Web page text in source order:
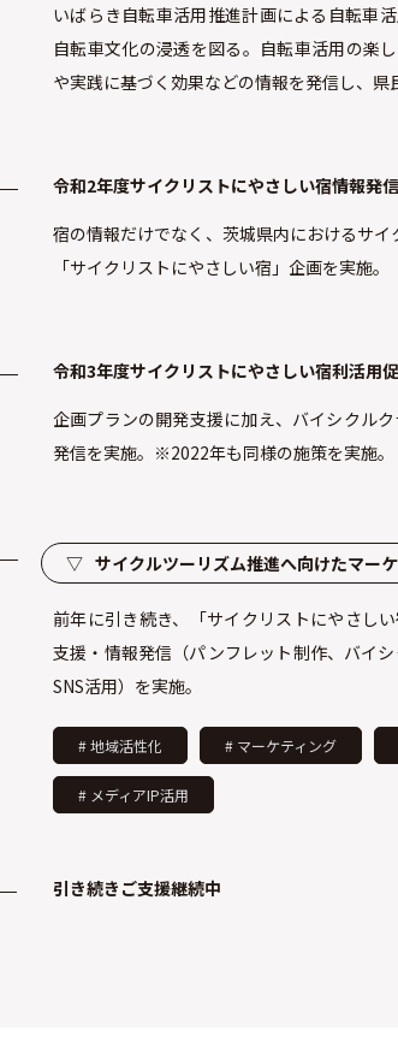
いばらき自転車活用推進計画による自転車
自転車文化の浸透を図る。自転車活用の楽
や実践に基づく効果などの情報を発信し、県
令和2年度サイクリストにやさしい宿情報発
宿の情報だけでなく、茨城県内におけるサ
「サイクリストにやさしい宿」企画を実施。
令和3年度サイクリストにやさしい宿利活用
企画プランの開発支援に加え、バイシクル
発信を実施。※2022年も同様の施策を実施。
▽ サイクルツーリズム推進へ向けたマー
前年に引き続き、「サイクリストにやさし
支援・情報発信（パンフレット制作、バイ
SNS活用）を実施。
# 地域活性化 # マーケティング
# メディアIP活用
引き続きご支援継続中